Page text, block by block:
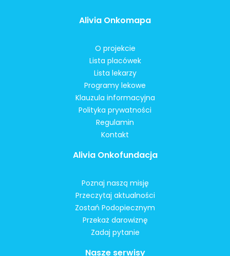
Alivia Onkomapa
O projekcie
Lista placówek
Lista lekarzy
Programy lekowe
Klauzula informacyjna
Polityka prywatności
Regulamin
Kontakt
Alivia Onkofundacja
Poznaj naszą misję
Przeczytaj aktualności
Zostań Podopiecznym
Przekaż darowiznę
Zadaj pytanie
Nasze serwisy